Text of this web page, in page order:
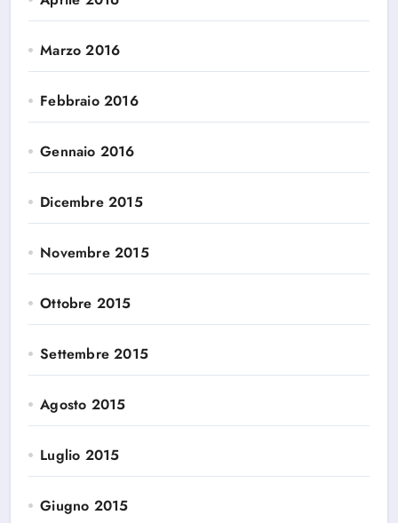
Marzo 2016
Febbraio 2016
Gennaio 2016
Dicembre 2015
Novembre 2015
Ottobre 2015
Settembre 2015
Agosto 2015
Luglio 2015
Giugno 2015